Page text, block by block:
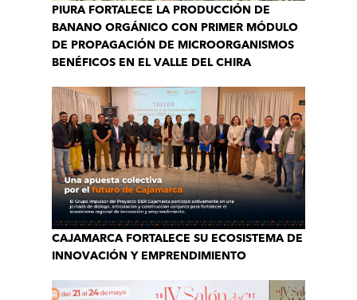
PIURA FORTALECE LA PRODUCCIÓN DE
BANANO ORGÁNICO CON PRIMER MÓDULO
DE PROPAGACIÓN DE MICROORGANISMOS
BENÉFICOS EN EL VALLE DEL CHIRA
CAJAMARCA FORTALECE SU ECOSISTEMA DE
INNOVACIÓN Y EMPRENDIMIENTO